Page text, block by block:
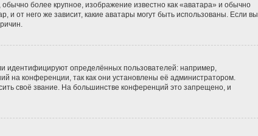
более крупное, изображение известно как «аватара» и обычно
и от него же зависит, какие аватары могут быть использованы. Если вы
идентифицируют определённых пользователей: например,
на конференции, так как они установлены её администратором.
своё звание. На большинстве конференций это запрещено, и